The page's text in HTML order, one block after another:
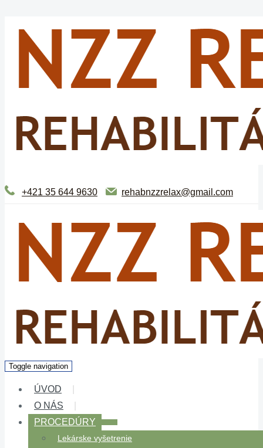
+421 35 644 9630 rehabnzzrelax@gmail.com
Toggle navigation
ÚVOD
O NÁS
PROCEDÚRY
Lekárske vyšetrenie